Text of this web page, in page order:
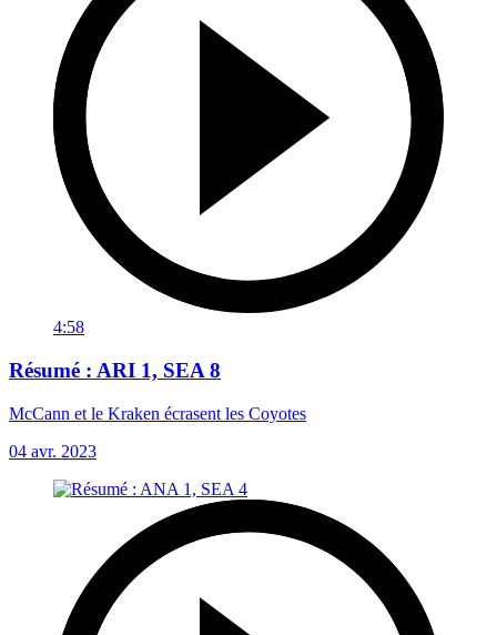
4:58
Résumé : ARI 1, SEA 8
McCann et le Kraken écrasent les Coyotes
04 avr. 2023